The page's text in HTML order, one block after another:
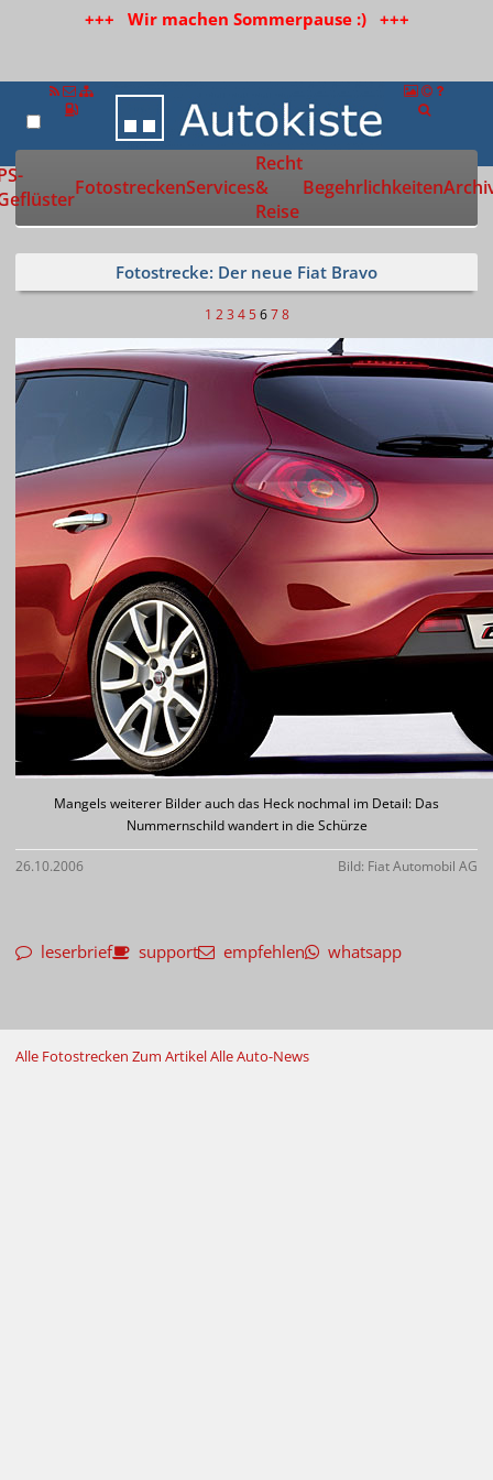
+++ Wir machen Sommerpause :) +++
Zur Startseite
FotostreckenServices
Recht
&
Reise
Begehrlichkeiten
Fotostrecke: Der neue Fiat Bravo
1 2 3 4 5 6 7 8
Mangels weiterer Bilder auch das Heck nochmal im Detail: Das
Nummernschild wandert in die Schürze
26.10.2006 Bild: Fiat Automobil AG
leserbrief support empfehlen whatsapp
Alle Fotostrecken Zum ArtikelAlle Auto-News